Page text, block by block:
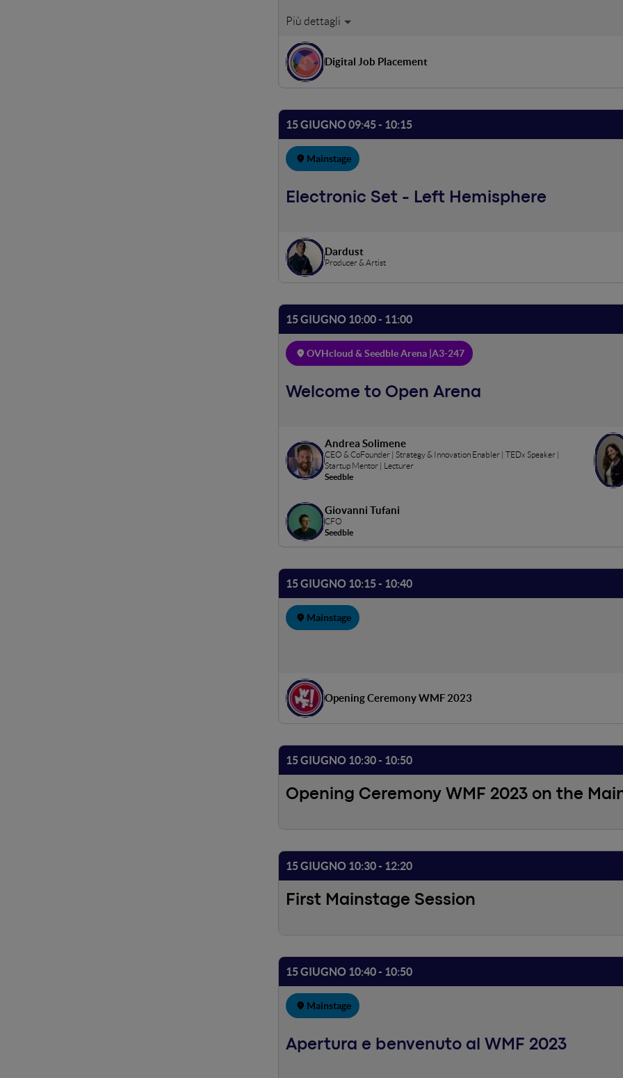
15 GIUGNO 10:30 - 10:50
Opening Ceremony WMF 2023 on the
15 GIUGNO 10:30 - 12:20
First Mainstage Session
Spazi dedicati e riservati agli incontri fra aziende e candidati, per
Digital Job Placement
15 GIUGNO 09:45 - 10:15
Mainstage
Electronic Set - Left Hemisphere
Dardust
Producer & Artist
15 GIUGNO 10:00 - 11:00
OVHcloud & Seedble Arena | A3-247
Welcome to Open Arena
Andrea Solimene
CEO & CoFounder | Strategy & Innovation Enabler | TEDx Speaker |
Startup Mentor | Lecturer
Seedble
Giovanni Tufani
CFO
Seedble
15 GIUGNO 10:15 - 10:40
Mainstage
Opening Ceremony WMF 2023
15 GIUGNO 10:40 - 10:50
Mainstage
Apertura e benvenuto al WMF 2023